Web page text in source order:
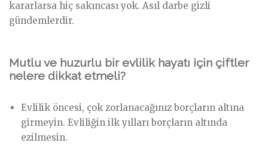
kararlarsa hiç sakıncası yok. Asıl darbe gizli
gündemlerdir.
Mutlu ve huzurlu bir evlilik hayatı için çiftler
nelere dikkat etmeli?
Evlilik öncesi, çok zorlanacağınız borçların altına
girmeyin. Evliliğin ilk yılları borçların altında
ezilmesin.